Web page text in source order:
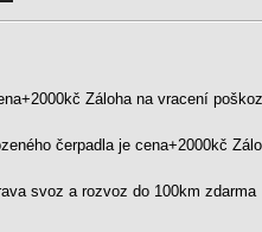
Záloha na vracení
čerpadla je cena+2000kč
svoz a rozvoz do 100km zdarma